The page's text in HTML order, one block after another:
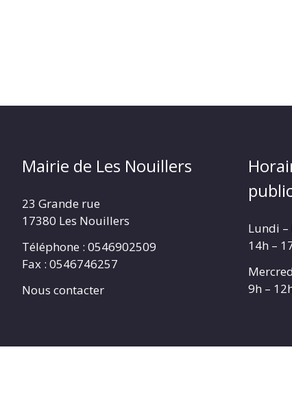
Mairie de Les Nouillers
23 Grande rue
17380 Les Nouillers
Téléphone : 0546902509
Fax : 0546746257
Nous contacter
Lundi
14h –
9h –